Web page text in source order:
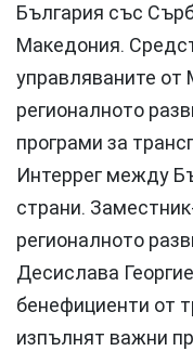
България със
Македония.
управляваните от
регионалното
програми за
Интеррег между
страни.
регионалното
Десислава
бенефициенти от
изпълнят важни